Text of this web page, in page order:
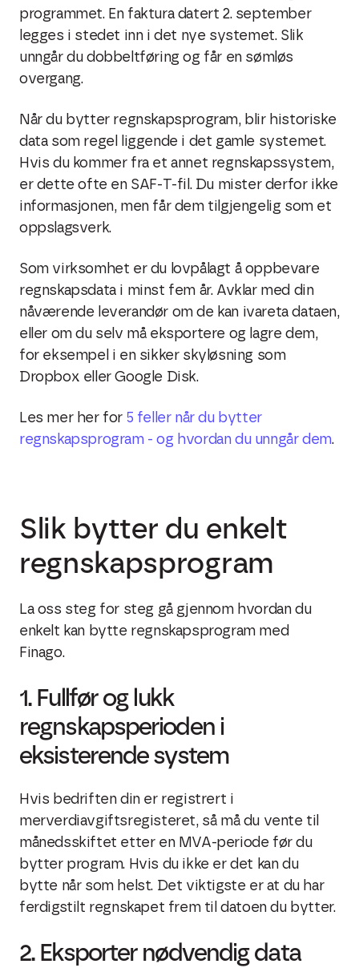
programmet. En faktura datert 2. september
legges i stedet inn i det nye systemet. Slik
unngår du dobbeltføring og får en sømløs
overgang.
Når du bytter regnskapsprogram, blir historiske
data som regel liggende i det gamle systemet.
Hvis du kommer fra et annet regnskapssystem,
er dette ofte en SAF-T-fil. Du mister derfor ikke
informasjonen, men får dem tilgjengelig som et
oppslagsverk.
Som virksomhet er du lovpålagt å oppbevare
regnskapsdata i minst fem år. Avklar med din
nåværende leverandør om de kan ivareta dataen,
eller om du selv må eksportere og lagre dem,
for eksempel i en sikker skyløsning som
Dropbox eller Google Disk.
Les mer her for 5 feller når du bytter
regnskapsprogram - og hvordan du unngår dem.
Slik bytter du enkelt
regnskapsprogram
La oss steg for steg gå gjennom hvordan du
enkelt kan bytte regnskapsprogram med
Finago.
1. Fullfør og lukk
regnskapsperioden i
eksisterende system
Hvis bedriften din er registrert i
merverdiavgiftsregisteret, så må du vente til
månedsskiftet etter en MVA-periode før du
bytter program. Hvis du ikke er det kan du
bytte når som helst. Det viktigste er at du har
ferdigstilt regnskapet frem til datoen du bytter.
2. Eksporter nødvendig data